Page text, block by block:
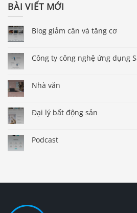
BÀI VIẾT MỚI
Blog giảm cân và tăng cơ
Công ty công nghệ ứng dụng
Nhà văn
Đại lý bất động sản
Podcast